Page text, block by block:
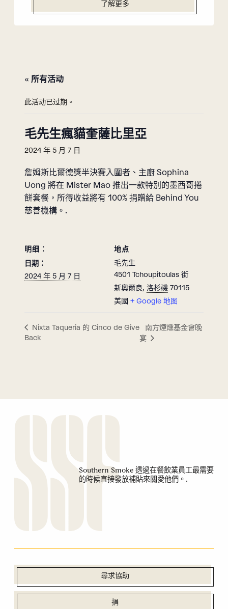
了解更多
« 所有活动
此活动已过期。
毛先生瘋貓奎薩比里亞
2024 年 5 月 7 日
詹姆斯比爾德獎半決賽入圍者、主廚 Sophina
Uong 將在 Mister Mao 推出一款特別的墨西哥捲
餅套餐，所得收益將有 100% 捐贈給 Behind You
慈善機構。.
明细：
日期：
2024 年 5 月 7 日
地点
毛先生
4501 Tchoupitoulas 街
新奧爾良, 洛杉磯 70115
美國 + Google 地图
Nixta Taqueria 的 Cinco de Give
Back
南方煙燻基金會晚
宴
Southern Smoke 透過在餐飲業員工最需要
的時候直接發放補貼來關愛他們。.
尋求協助
捐